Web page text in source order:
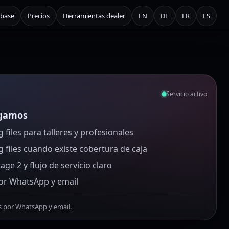
Precios Herramientas dealer EN DE FR ES
Servicio activo
files para talleres y profesionales
files cuando existe cobertura de caja
2 y flujo de servicio claro
WhatsApp y email
por WhatsApp y email.